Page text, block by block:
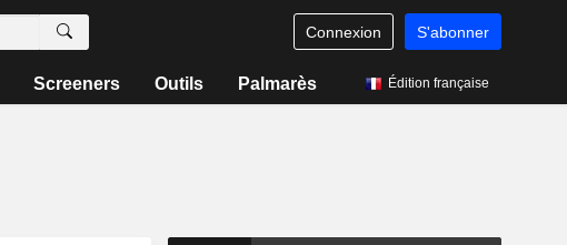
Connexion S'abonner
Screeners Outils Palmarès Édition française